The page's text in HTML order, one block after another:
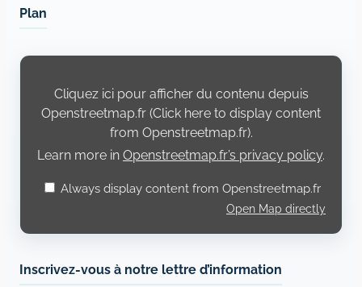
Plan
Display
Openstreetmap.fr
Cliquez ici pour afficher du contenu depuis
Openstreetmap.fr (Click here to display content
from Openstreetmap.fr).
Learn more in Openstreetmap.fr’s privacy policy.
Always display content from Openstreetmap.fr
Open Map directly
Inscrivez-vous à notre lettre d’information